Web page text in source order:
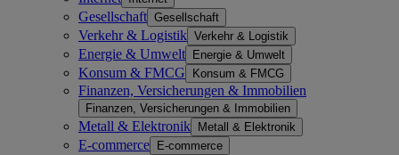
Gesellschaft Gesellschaft
Verkehr & Logistik Verkehr & Logistik
Energie & Umwelt Energie & Umwelt
Konsum & FMCG Konsum & FMCG
Finanzen, Versicherungen & Immobilien
Finanzen, Versicherungen & Immobilien
Metall & Elektronik Metall & Elektronik
E-commerce E-commerce